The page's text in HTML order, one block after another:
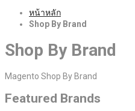
หน้าหลัก
Shop By Brand
Shop By Brand
Magento Shop By Brand
Featured Brands